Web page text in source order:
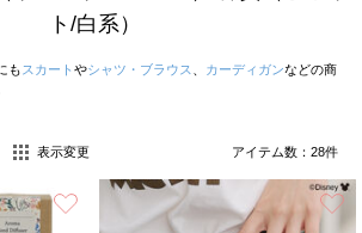
ト/白系）
も スカート やシャツ・ブラウス カーディガンなどの商
表示変更 アイテム数： 28件
お気に入り